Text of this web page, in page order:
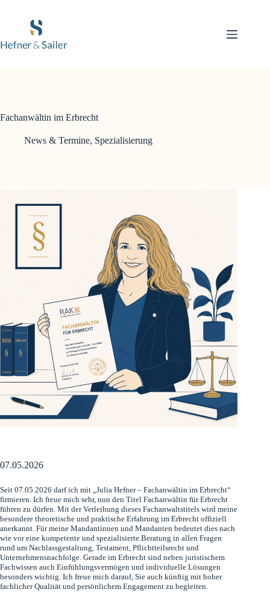
springen
Fachanwältin im Erbrecht
News & Termine, Spezialisierung
07.05.2026
Seit 07.05.2026 darf ich mit „Julia Hefner – Fachanwältin im Erbrecht“
firmieren. Ich freue mich sehr, nun den Titel Fachanwältin für Erbrecht
führen zu dürfen. Mit der Verleihung dieses Fachanwaltstitels wird meine
besondere theoretische und praktische Erfahrung im Erbrecht offiziell
anerkannt. Für meine Mandantinnen und Mandanten bedeutet dies nach
wie vor eine kompetente und spezialisierte Beratung in allen Fragen
rund um Nachlassgestaltung, Testament, Pflichtteilsrecht und
Unternehmensnachfolge. Gerade im Erbrecht sind neben juristischem
Fachwissen auch Einfühlungsvermögen und individuelle Lösungen
besonders wichtig. Ich freue mich darauf, Sie auch künftig mit hoher
fachlicher Qualität und persönlichem Engagement zu begleiten.